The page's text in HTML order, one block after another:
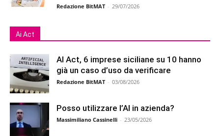
Redazione BitMAT - 29/07/2026
Ai Act
AI Act, 6 imprese siciliane su 10 hanno
già un caso d’uso da verificare
Redazione BitMAT - 03/08/2026
Posso utilizzare l’AI in azienda?
Massimiliano Cassinelli - 23/05/2026